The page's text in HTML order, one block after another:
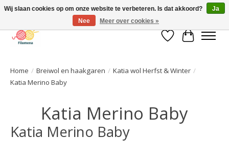
Verlanglijst
Home / Breiwol en haakgaren / Katia wol Herfst & Winter /
Katia Merino Baby
Katia Merino Baby
Katia Merino Baby
Wij slaan cookies op om onze website te verbeteren. Is dat akkoord?
Ja
Nee
Meer over cookies »